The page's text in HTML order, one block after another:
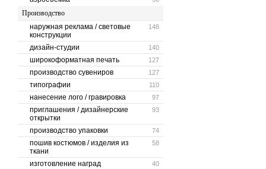
Производство
148
наружная реклама / световые
конструкции
140
дизайн-студии
127
широкоформатная печать
127
производство сувениров
110
типографии
97
нанесение лого / гравировка
93
приглашения / дизайнерские
открытки
74
производство упаковки
58
пошив костюмов / изделия из
ткани
40
изготовление наград